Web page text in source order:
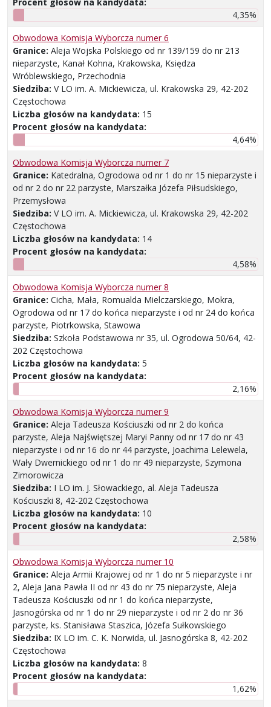
4,35%
Obwodowa Komisja Wyborcza numer 6
Granice: Aleja Wojska Polskiego od nr 139/159 do nr 213
nieparzyste, Kanał Kohna, Krakowska, Księdza
Wróblewskiego, Przechodnia
Siedziba: V LO im. A. Mickiewicza, ul. Krakowska 29, 42-202
Częstochowa
Liczba głosów na kandydata: 15
Procent głosów na kandydata:
4,64%
Obwodowa Komisja Wyborcza numer 7
Granice: Katedralna, Ogrodowa od nr 1 do nr 15 nieparzyste i
od nr 2 do nr 22 parzyste, Marszałka Józefa Piłsudskiego,
Przemysłowa
Siedziba: V LO im. A. Mickiewicza, ul. Krakowska 29, 42-202
Częstochowa
Liczba głosów na kandydata: 14
Procent głosów na kandydata:
4,58%
Obwodowa Komisja Wyborcza numer 8
Granice: Cicha, Mała, Romualda Mielczarskiego, Mokra,
Ogrodowa od nr 17 do końca nieparzyste i od nr 24 do końca
parzyste, Piotrkowska, Stawowa
Siedziba: Szkoła Podstawowa nr 35, ul. Ogrodowa 50/64, 42-
202 Częstochowa
Liczba głosów na kandydata: 5
Procent głosów na kandydata:
2,16%
Obwodowa Komisja Wyborcza numer 9
Granice: Aleja Tadeusza Kościuszki od nr 2 do końca
parzyste, Aleja Najświętszej Maryi Panny od nr 17 do nr 43
nieparzyste i od nr 16 do nr 44 parzyste, Joachima Lelewela,
Wały Dwernickiego od nr 1 do nr 49 nieparzyste, Szymona
Zimorowicza
Siedziba: I LO im. J. Słowackiego, al. Aleja Tadeusza
Kościuszki 8, 42-202 Częstochowa
Liczba głosów na kandydata: 10
Procent głosów na kandydata:
2,58%
Obwodowa Komisja Wyborcza numer 10
Granice: Aleja Armii Krajowej od nr 1 do nr 5 nieparzyste i nr
2, Aleja Jana Pawła II od nr 43 do nr 75 nieparzyste, Aleja
Tadeusza Kościuszki od nr 1 do końca nieparzyste,
Jasnogórska od nr 1 do nr 29 nieparzyste i od nr 2 do nr 36
parzyste, ks. Stanisława Staszica, Józefa Sułkowskiego
Siedziba: IX LO im. C. K. Norwida, ul. Jasnogórska 8, 42-202
Częstochowa
Liczba głosów na kandydata: 8
Procent głosów na kandydata:
1,62%